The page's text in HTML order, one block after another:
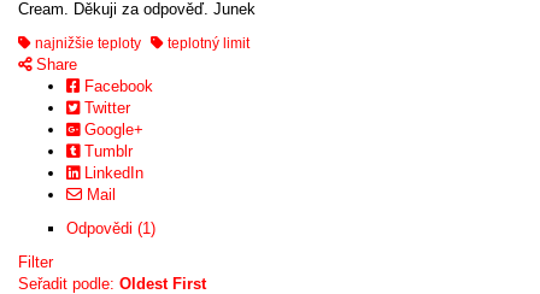
Cream. Děkuji za odpověď. Junek
najnižšie teploty teplotný limit
Share
Facebook
Twitter
Google+
Tumblr
LinkedIn
Mail
Odpovědi (1)
Filter
Seřadit podle: Oldest First